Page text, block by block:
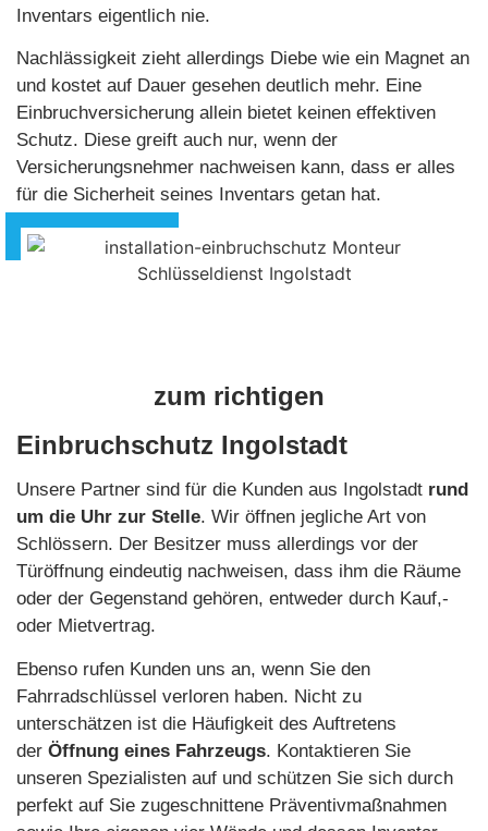
Inventars eigentlich nie.
Nachlässigkeit zieht allerdings Diebe wie ein Magnet an
und kostet auf Dauer gesehen deutlich mehr. Eine
Einbruchversicherung allein bietet keinen effektiven
Schutz. Diese greift auch nur, wenn der
Versicherungsnehmer nachweisen kann, dass er alles
für die Sicherheit seines Inventars getan hat.
zum richtigen
Einbruchschutz Ingolstadt
Unsere Partner sind für die Kunden aus Ingolstadt rund
um die Uhr zur Stelle. Wir öffnen jegliche Art von
Schlössern. Der Besitzer muss allerdings vor der
Türöffnung eindeutig nachweisen, dass ihm die Räume
oder der Gegenstand gehören, entweder durch Kauf,-
oder Mietvertrag.
Ebenso rufen Kunden uns an, wenn Sie den
Fahrradschlüssel verloren haben. Nicht zu
unterschätzen ist die Häufigkeit des Auftretens
der Öffnung eines Fahrzeugs. Kontaktieren Sie
unseren Spezialisten auf und schützen Sie sich durch
perfekt auf Sie zugeschnittene Präventivmaßnahmen